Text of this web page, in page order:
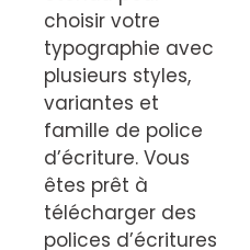
choisir votre
typographie avec
plusieurs styles,
variantes et
famille de police
d’écriture. Vous
êtes prêt à
télécharger des
polices d’écritures